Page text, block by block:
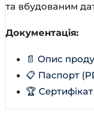
та вбудованим
Документація:
📄 Опис
📋 Паспорт
🏆